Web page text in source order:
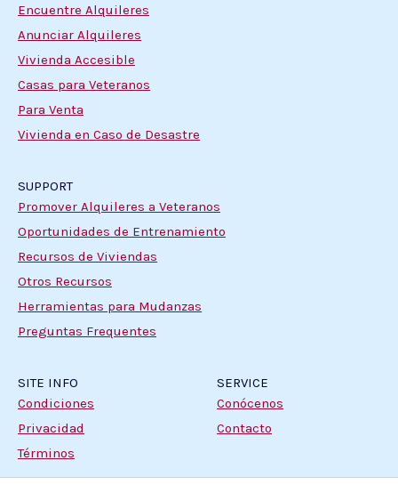
Encuentre Alquileres
Anunciar Alquileres
Vivienda Accesible
Casas para Veteranos
Para Venta
Vivienda en Caso de Desastre
SUPPORT
Promover Alquileres a Veteranos
Oportunidades de Entrenamiento
Recursos de Viviendas
Otros Recursos
Herramientas para Mudanzas
Preguntas Frequentes
SITE INFO
Condiciones
Privacidad
Términos
SERVICE
Conócenos
Contacto